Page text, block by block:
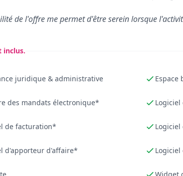
de l'offre me permet d'être serein lorsque
inclus.
juridique & administrative Espace
des mandats électronique*
de facturation*
d'apporteur d'affaire*